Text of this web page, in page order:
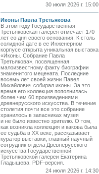
30 июля 2026 г. 15:00
Иконы Павла Третьякова
В этом году Государственная
Третьяковская галерея отмечает 170
лет со дня своего основания. К столь
солидной дате в ее Инженерном
корпусе открыта уникальная выставка
«Иконы. Собрание Павла
Третьякова», посвященная
малоизвестному факту биографии
знаменитого мецената. Последние
восемь лет своей жизни Павел
Михайлович собирал иконы. За это
время его коллекция пополнилась
более чем 60 произведениями
древнерусского искусства. В течение
столетия почти все это собрание
хранилось в запасниках музея
и не было известно зрителю. О том,
как возникла коллекция и какова была
ее судьба в ХХ веке, рассказывает
куратор выставки, главный научный
сотрудник отдела Древнерусского
искусства Государственной
Третьяковской галереи Екатерина
Гладышева. PDF-версия.
24 июля 2026 г. 14:30